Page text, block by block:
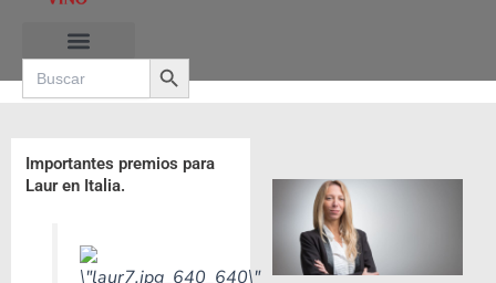
contenido
Search
for:
Search Button
Importantes premios para
Laur en Italia.